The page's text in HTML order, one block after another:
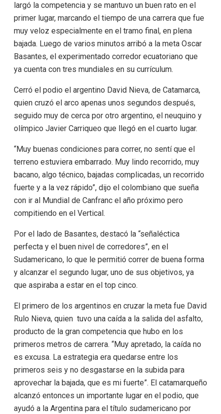
largó la competencia y se mantuvo un buen rato en el
primer lugar, marcando el tiempo de una carrera que fue
muy veloz especialmente en el tramo final, en plena
bajada. Luego de varios minutos arribó a la meta Oscar
Basantes, el experimentado corredor ecuatoriano que
ya cuenta con tres mundiales en su currículum.
Cerró el podio el argentino David Nieva, de Catamarca,
quien cruzó el arco apenas unos segundos después,
seguido muy de cerca por otro argentino, el neuquino y
olímpico Javier Carriqueo que llegó en el cuarto lugar.
“Muy buenas condiciones para correr, no sentí que el
terreno estuviera embarrado. Muy lindo recorrido, muy
bacano, algo técnico, bajadas complicadas, un recorrido
fuerte y a la vez rápido”, dijo el colombiano que sueña
con ir al Mundial de Canfranc el año próximo pero
compitiendo en el Vertical.
Por el lado de Basantes, destacó la “señaléctica
perfecta y el buen nivel de corredores”, en el
Sudamericano, lo que le permitió correr de buena forma
y alcanzar el segundo lugar, uno de sus objetivos, ya
que aspiraba a estar en el top cinco.
El primero de los argentinos en cruzar la meta fue David
Rulo Nieva, quien tuvo una caída a la salida del asfalto,
producto de la gran competencia que hubo en los
primeros metros de carrera. “Muy apretado, la caída no
es excusa. La estrategia era quedarse entre los
primeros seis y no desgastarse en la subida para
aprovechar la bajada, que es mi fuerte”. El catamarqueño
alcanzó entonces un importante lugar en el podio, que
ayudó a la Argentina para el título sudamericano por